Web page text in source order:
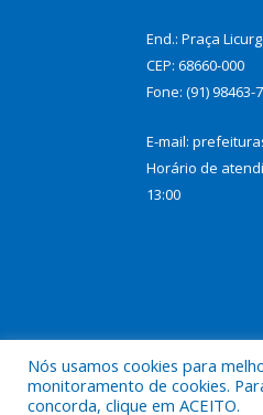
End.: Praça
CEP: 68660-000
Fone: (91) 98463-
E-mail:
Horário de
13:00
Nós usamos cookies para
monitoramento de cookies.
concorda, clique em ACEITO.